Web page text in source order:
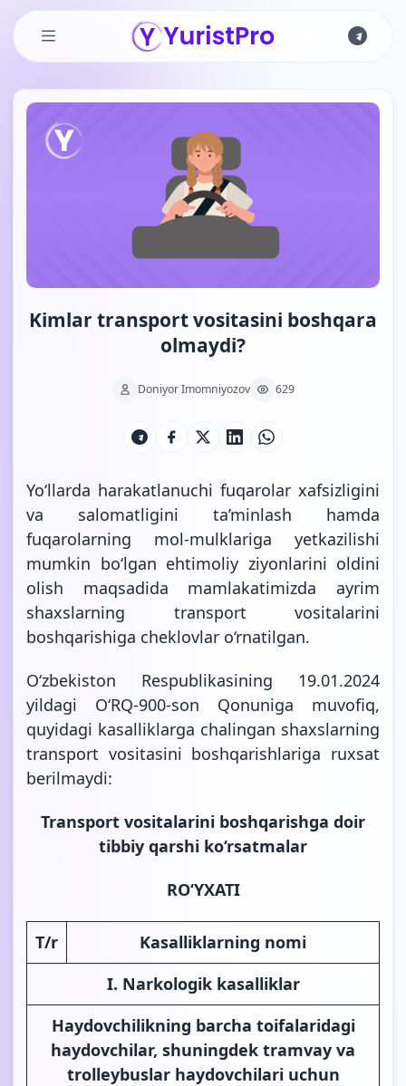
Skip to main content
Kimlar transport vositasini boshqara
olmaydi?
Doniyor Imomniyozov 629
Yo‘llarda harakatlanuchi fuqarolar xafsizligini
va salomatligini ta’minlash hamda
fuqarolarning mol-mulklariga yetkazilishi
mumkin bo‘lgan ehtimoliy ziyonlarini oldini
olish maqsadida mamlakatimizda ayrim
shaxslarning transport vositalarini
boshqarishiga cheklovlar o‘rnatilgan.
O‘zbekiston Respublikasining 19.01.2024
yildagi O‘RQ-900-son Qonuniga muvofiq,
quyidagi kasalliklarga chalingan shaxslarning
transport vositasini boshqarishlariga ruxsat
berilmaydi:
Transport vositalarini boshqarishga doir
tibbiy qarshi ko‘rsatmalar
RO‘YXATI
T/r
Kasalliklarning nomi
I. Narkologik kasalliklar
Haydovchilikning barcha toifalaridagi
haydovchilar, shuningdek tramvay va
trolleybuslar haydovchilari uchun